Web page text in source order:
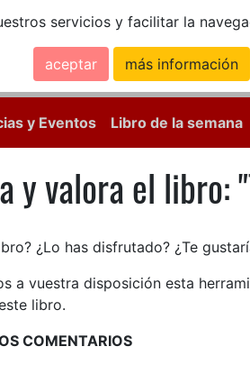
servicios y facilitar la
aceptar más información
y Eventos Libro de la semana
y valora el libro:
y valora el libro: "
¿Lo has disfrutado? ¿Te
a vuestra disposición esta
libro.
COMENTARIOS